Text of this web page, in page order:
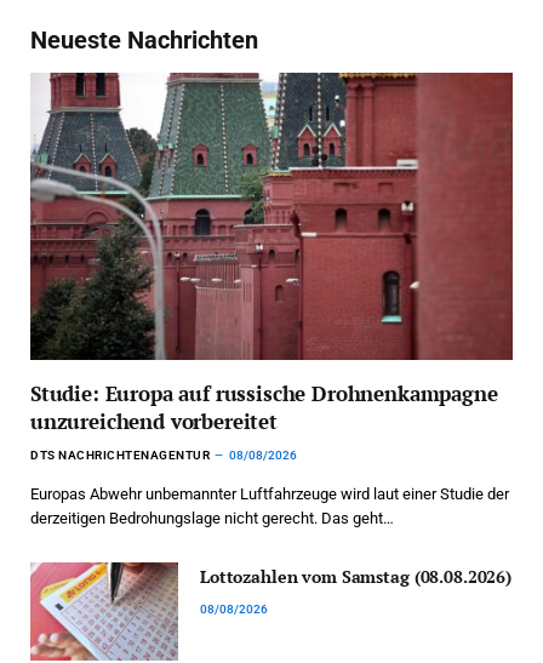
Neueste Nachrichten
Studie: Europa auf russische Drohnenkampagne
unzureichend vorbereitet
DTS NACHRICHTENAGENTUR 08/08/2026
Europas Abwehr unbemannter Luftfahrzeuge wird laut einer Studie der
derzeitigen Bedrohungslage nicht gerecht. Das geht…
Lottozahlen vom Samstag (08.08.2026)
08/08/2026